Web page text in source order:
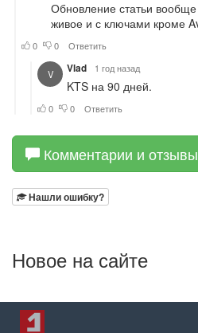
Комментарии и отзывы
Нашли ошибку?
Новое на сайте